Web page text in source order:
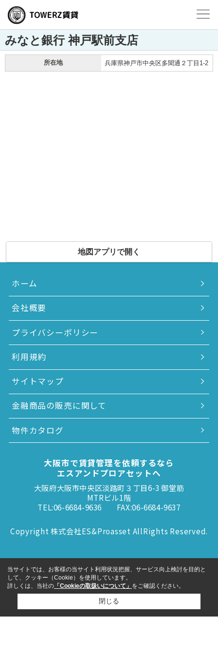
みなと銀行 神戸駅前支店
所在地 兵庫県神戸市中央区多聞通２丁目1-2
地図アプリで開く
ホーム
会社概要
プライバシーポリシー
利用規約
サイトマップ
金融商品の販売に関して
物件カタログ
大阪市で賃貸管理を依頼するなら
エスアンドプロアセットへ
大阪府大阪市中央区淡路町３丁目6-3 御堂筋
MTRビル1階
TEL:06-6684-9636
FAX:06-6684-9637
Copyright 株式会社ES&Proasset AllRights Reserved.
当サイトでは、お客様の当サイト利用状況把握、サービス向上検討を目的と
して、クッキー（Cookie）を使用しています。
詳しくは、当社の 「Cookieの取扱いについて」 をご確認ください。
閉じる